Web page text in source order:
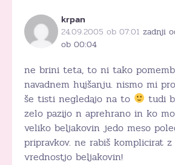
krpan
24.09.2005 ob 07:01 zadnji
ob 00:04
ne brini teta, to ni tako
navadnem hujšanju. nismo mi
še tisti negledajo na to
tudi
zelo pazijo n aprehrano in ko
veliko beljakovin jedo meso
pripravkov. ne rabiš komplicirat
vrednostjo beljakovin!